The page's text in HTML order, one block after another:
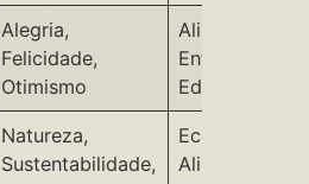
Alegria,
Felicidade,
Otimismo
Alimentação,
Educação
Natureza,
Sustentabilidade,
Ecologia,
Alimentos